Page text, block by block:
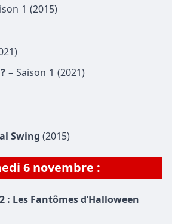
1 (2015)
– Saison 1 (2021)
Swing (2015)
6 novembre :
: Les Fantômes d’Halloween